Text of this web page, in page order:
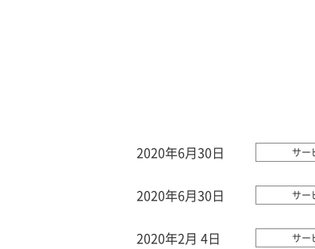
2020年6月30日 サー
2020年6月30日 サー
2020年2月 4日 サー